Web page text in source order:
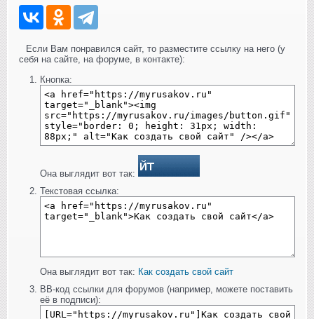
Если Вам понравился сайт, то разместите ссылку на него (у
себя на сайте, на форуме, в контакте):
Кнопка:
Она выглядит вот так:
Текстовая ссылка:
Она выглядит вот так: Как создать свой сайт
BB-код ссылки для форумов (например, можете поставить
её в подписи):